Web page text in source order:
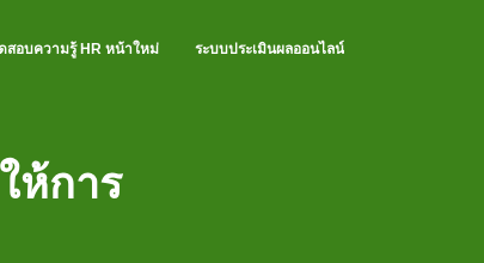
สอบความรู้ HR หน้าใหม่ ระบบประเมินผลออนไลน์
ห้การ